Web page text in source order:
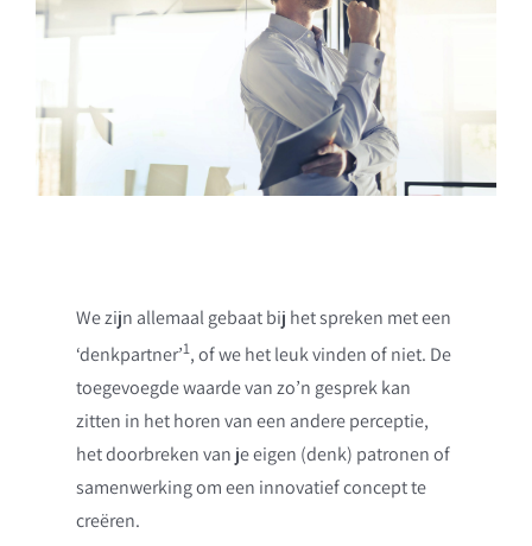
We zijn allemaal gebaat bij het spreken met een
‘denkpartner’1, of we het leuk vinden of niet. De
toegevoegde waarde van zo’n gesprek kan
zitten in het horen van een andere perceptie,
het doorbreken van je eigen (denk) patronen of
samenwerking om een innovatief concept te
creëren.